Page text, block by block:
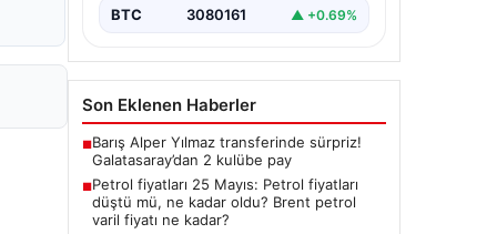
BTC 3080161 ▲ +0.69%
Son Eklenen Haberler
■Barış Alper Yılmaz transferinde sürpriz!
Galatasaray’dan 2 kulübe pay
■Petrol fiyatları 25 Mayıs: Petrol fiyatları
düştü mü, ne kadar oldu? Brent petrol
varil fiyatı ne kadar?